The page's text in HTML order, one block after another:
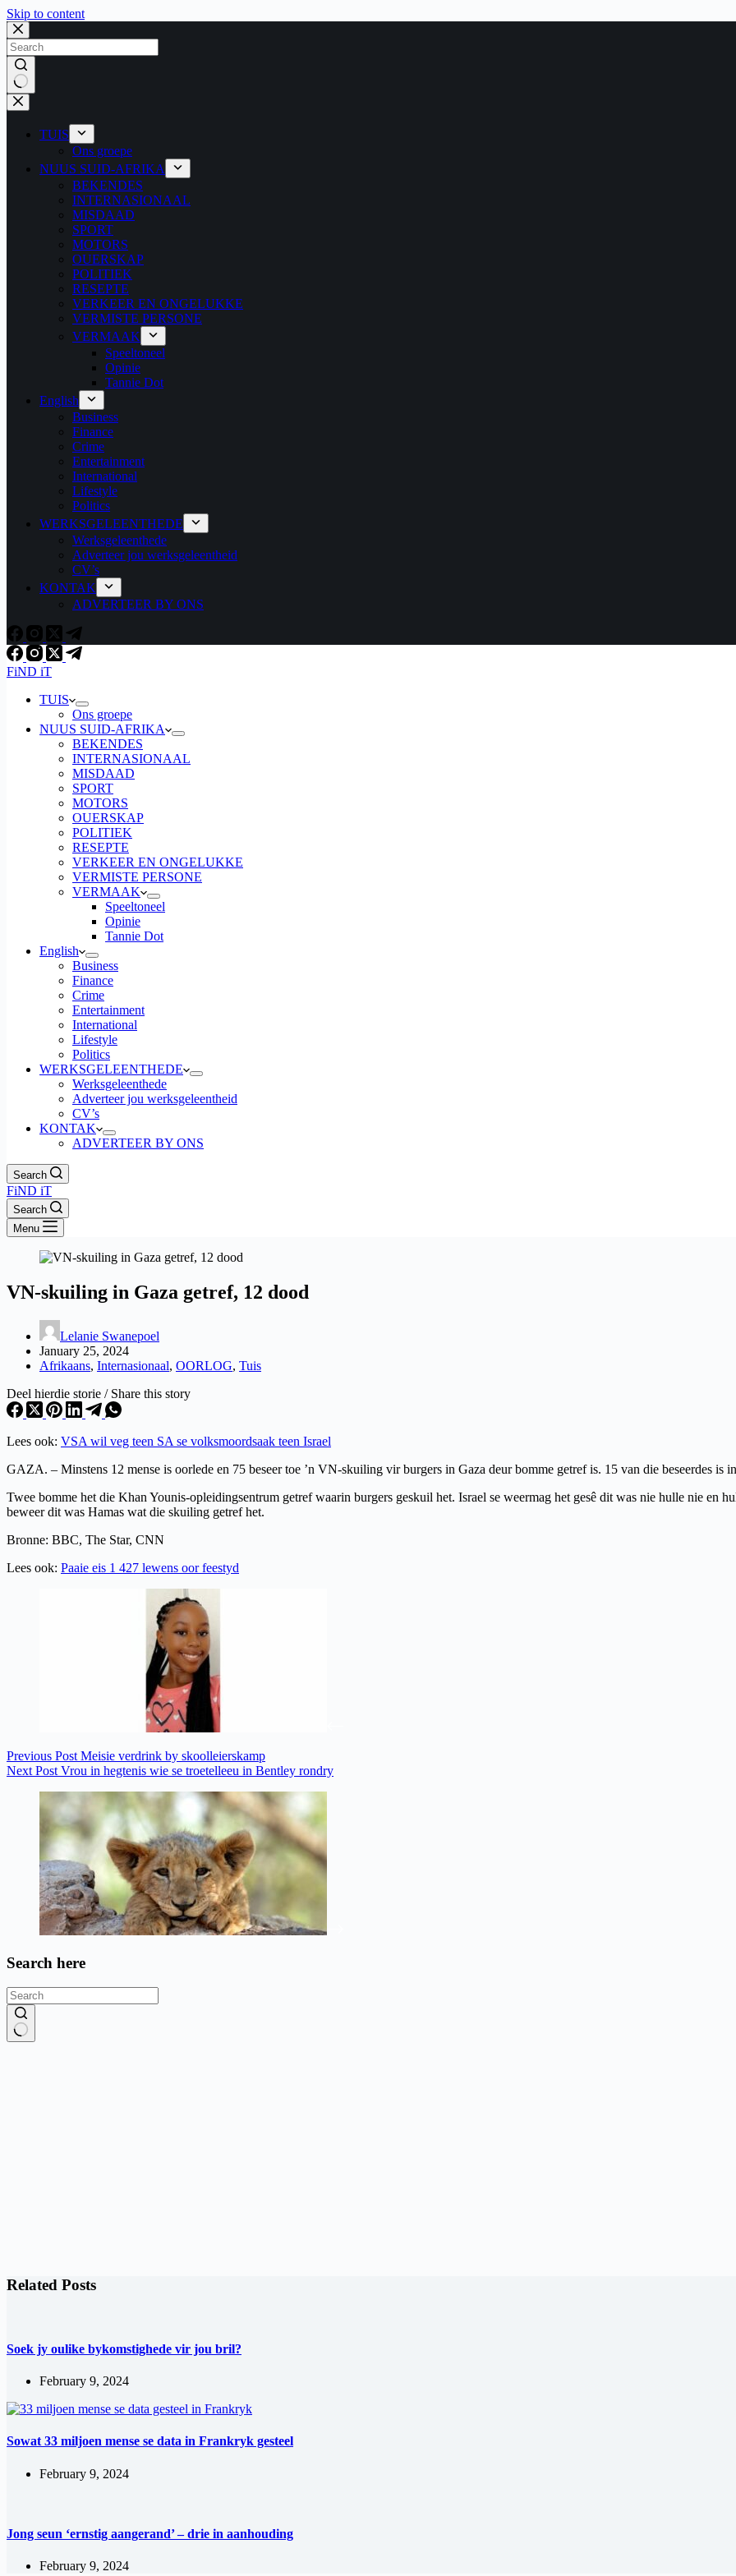
Skip to content
No
results
TUIS
Ons groepe
NUUS SUID-AFRIKA
BEKENDES
INTERNASIONAAL
MISDAAD
SPORT
MOTORS
OUERSKAP
POLITIEK
RESEPTE
VERKEER EN ONGELUKKE
VERMISTE PERSONE
VERMAAK
Speeltoneel
Opinie
Tannie Dot
English
Business
Finance
Crime
Entertainment
International
Lifestyle
Politics
WERKSGELEENTHEDE
Werksgeleenthede
Adverteer jou werksgeleentheid
CV’s
KONTAK
ADVERTEER BY ONS
FiND iT
TUIS
Ons groepe
NUUS SUID-AFRIKA
BEKENDES
INTERNASIONAAL
MISDAAD
SPORT
MOTORS
OUERSKAP
POLITIEK
RESEPTE
VERKEER EN ONGELUKKE
VERMISTE PERSONE
VERMAAK
Speeltoneel
Opinie
Tannie Dot
English
Business
Finance
Crime
Entertainment
International
Lifestyle
Politics
WERKSGELEENTHEDE
Werksgeleenthede
Adverteer jou werksgeleentheid
CV’s
KONTAK
ADVERTEER BY ONS
Search
FiND iT
Search
Menu
VN-skuiling in Gaza getref, 12 dood
Lelanie Swanepoel
January 25, 2024
Afrikaans, Internasionaal, OORLOG, Tuis
Deel hierdie storie / Share this story
Lees ook: VSA wil veg teen SA se volksmoordsaak teen Israel
GAZA. – Minstens 12 mense is oorlede en 75 beseer toe ’n VN-skuiling vir burgers in Gaza deur bomme getref is. 15 van die beseerdes is
Twee bomme het die Khan Younis-opleidingsentrum getref waarin burgers geskuil het. Israel se weermag het gesê dit was nie hulle nie en
beweer dit was Hamas wat die skuiling getref het.
Bronne: BBC, The Star, CNN
Lees ook: Paaie eis 1 427 lewens oor feestyd
Previous Post Meisie verdrink by skoolleierskamp
Next Post Vrou in hegtenis wie se troetelleeu in Bentley rondry
Search here
Related Posts
Soek jy oulike bykomstighede vir jou bril?
February 9, 2024
Sowat 33 miljoen mense se data in Frankryk gesteel
February 9, 2024
Jong seun ‘ernstig aangerand’ – drie in aanhouding
February 9, 2024